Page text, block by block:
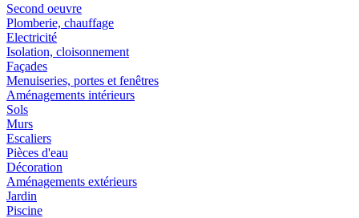
Second oeuvre
Plomberie, chauffage
Electricité
Isolation, cloisonnement
Façades
Menuiseries, portes et fenêtres
Aménagements intérieurs
Sols
Murs
Escaliers
Pièces d'eau
Décoration
Aménagements extérieurs
Jardin
Piscine